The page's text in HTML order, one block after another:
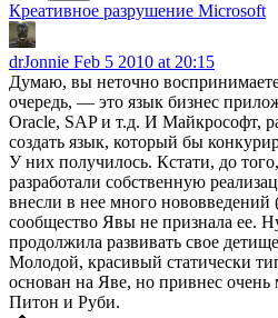
Креативное разрушение Microsoft
drJonnie Feb 5 2010 at 20:15
Думаю, вы неточно
очередь, — это язык бизнес
Oracle, SAP и т.д. И Майкрософт,
создать язык, который бы
У них получилось. Кстати, до
разработали собственную
внесли в нее много нововведений
сообщество Явы не признала ее.
продолжила развивать свое
Молодой, красивый статически
основан на Яве, но привнес очень
Питон и Руби.